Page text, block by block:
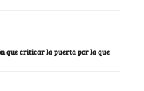
que criticar la puerta por la que